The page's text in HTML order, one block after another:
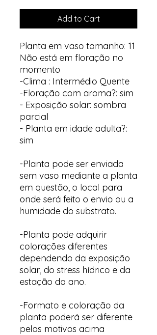
Add to Cart
Planta em vaso tamanho: 11
Não está em floração no
momento
-Clima : Intermédio Quente
-Floração com aroma?: sim
- Exposição solar: sombra
parcial
- Planta em idade adulta?:
sim
-Planta pode ser enviada
sem vaso mediante a planta
em questão, o local para
onde será feito o envio ou a
humidade do substrato.
-Planta pode adquirir
colorações diferentes
dependendo da exposição
solar, do stress hídrico e da
estação do ano.
-Formato e coloração da
planta poderá ser diferente
pelos motivos acima